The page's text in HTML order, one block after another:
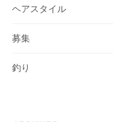
ヘアスタイル
募集
釣り